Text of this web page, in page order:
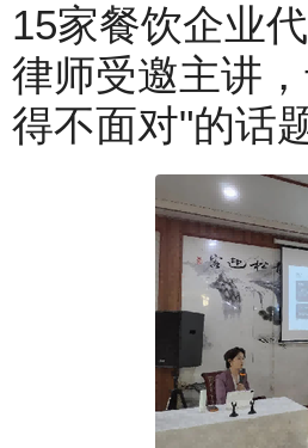
15家餐饮企业
律师受邀主讲
得不面对"的话